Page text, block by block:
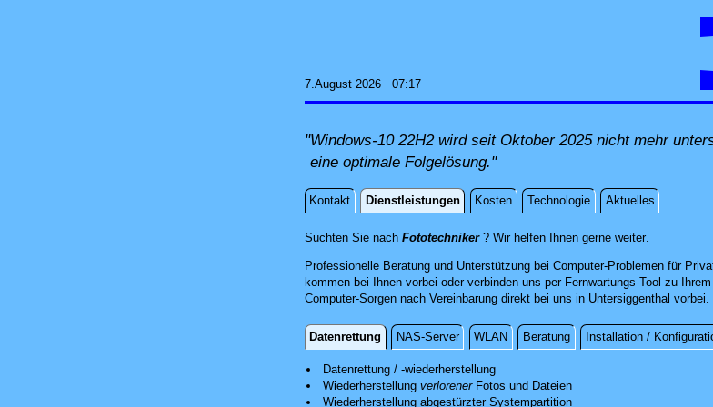
7.August 2026 07:17
"Windows-10 22H2 wird seit Oktober 2025 nicht mehr
eine optimale Folgelösung."
Kontakt Dienstleistungen Kosten Technologie Aktuelles
Dienstleistungen
Suchten Sie nach Fototechniker? Wir helfen Ihnen gerne weiterdirekt an
.
Professionelle Beratung und Unterstützung bei Computer-Problemen für
kommen bei Ihnen vorbei oder verbinden uns per Fernwartungs-Tool zu
Computer-Sorgen nach Vereinbarung direkt bei uns in Untersiggenthal vorbei.
Datenrettung NAS-Server WLAN Beratung Installation /
Datenrettung
Datenrettung / -wiederherstellung
Wir retten Ihre verlorenen Daten mit professionellen Mitteln.
Nach einer ersten kostenfreien Sichtung des Schadens unterbreiten wir
Wiederherstellung verlorenerFotos und Dateien
Nach einer erfolgreichen Datenrettung stellen wir Ihre Fotos und andere
Wiederherstellung abgestürzter Systempartition